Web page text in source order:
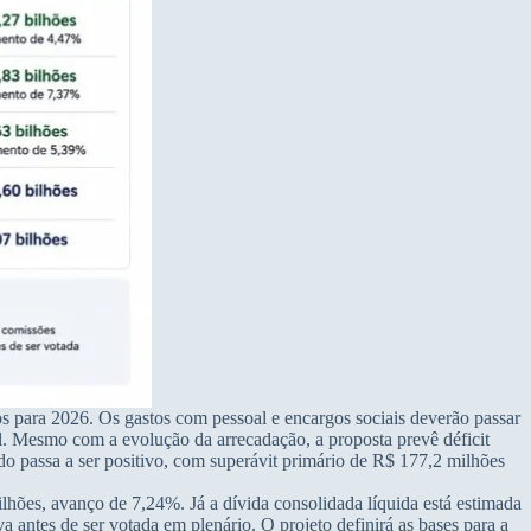
2026. Os gastos com pessoal e encargos sociais deverão passar
com a evolução da arrecadação, a proposta prevê déficit
passa a ser positivo, com superávit primário de R$ 177,2 milhões
avanço de 7,24%. Já a dívida consolidada líquida está estimada
de ser votada em plenário. O projeto definirá as bases para a